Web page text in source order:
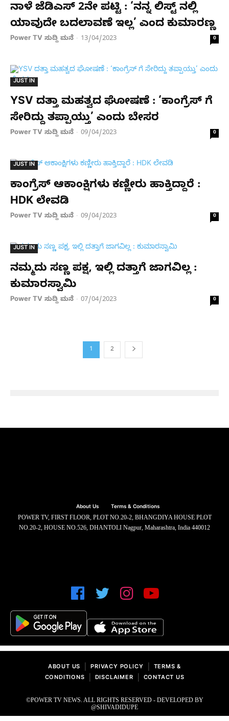
ನಾಳೆ ಜೆಡಿಎಸ್ 2ನೇ ಪಟ್ಟಿ : ‘ನನ್ನ ಲಿಸ್ಟ್ ನಲ್ಲಿ
ಯಾವುದೇ ಬದಲಾವಣೆ ಇಲ್ಲ’ ಎಂದ ಕುಮಾರಣ್ಣ
Power TV ಸುದ್ದಿ ಮನೆ - 13/04/2023 0
JUST IN
YSV ದತ್ತಾ ಮಹತ್ವದ ಘೋಷಣೆ : ‘ಕಾಂಗ್ರೆಸ್ ಗೆ
ಸೇರಿದ್ದು ತಪ್ಪಾಯ್ತು’ ಎಂದು ಬೇಸರ
Power TV ಸುದ್ದಿ ಮನೆ - 09/04/2023 0
JUST IN
ಕಾಂಗ್ರೆಸ್ ಆಕಾಂಕ್ಷಿಗಳು ಕಣ್ಣೀರು ಹಾಕ್ತಿದ್ದಾರೆ :
HDK ಲೇವಡಿ
Power TV ಸುದ್ದಿ ಮನೆ - 09/04/2023 0
JUST IN
ನಮ್ಮದು ಸಣ್ಣ ಪಕ್ಷ, ಇಲ್ಲಿ ದತ್ತಾಗೆ ಜಾಗವಿಲ್ಲ :
ಕುಮಾರಸ್ವಾಮಿ
Power TV ಸುದ್ದಿ ಮನೆ - 07/04/2023 0
1 2
About Us Terms & Conditions
POWER TV, FIRST FLOOR, PLOT NO.20-2, BHANGDIYA HOUSE PLOT
NO.20-2, HOUSE NO.526, DHANTOLI Nagpur, Maharashtra, India 440012
ABOUT US PRIVACY POLICY
TERMS &
CONDITIONS
DISCLAIMER CONTACT US
©POWER TV NEWS. ALL RIGHTS RESERVED - DEVELOPED BY
@SHIVADIDUPE